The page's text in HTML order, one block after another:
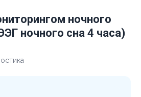
ночного
ночного сна 4 часа)